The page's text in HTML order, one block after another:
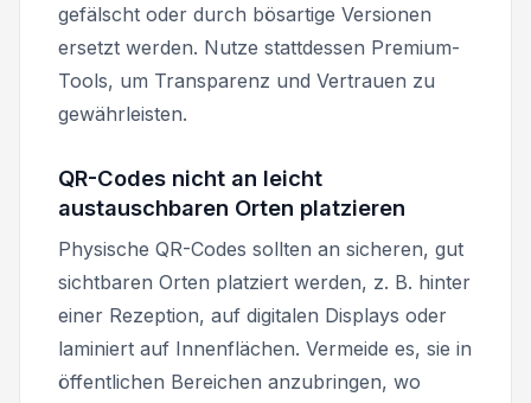
gefälscht oder durch bösartige Versionen
ersetzt werden. Nutze stattdessen Premium-
Tools, um Transparenz und Vertrauen zu
gewährleisten.
QR-Codes nicht an leicht
austauschbaren Orten platzieren
Physische QR-Codes sollten an sicheren, gut
sichtbaren Orten platziert werden, z. B. hinter
einer Rezeption, auf digitalen Displays oder
laminiert auf Innenflächen. Vermeide es, sie in
öffentlichen Bereichen anzubringen, wo